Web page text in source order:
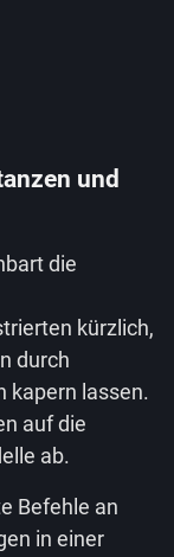
und
die
kürzlich,
durch
kapern lassen.
auf die
ab.
Befehle an
in einer